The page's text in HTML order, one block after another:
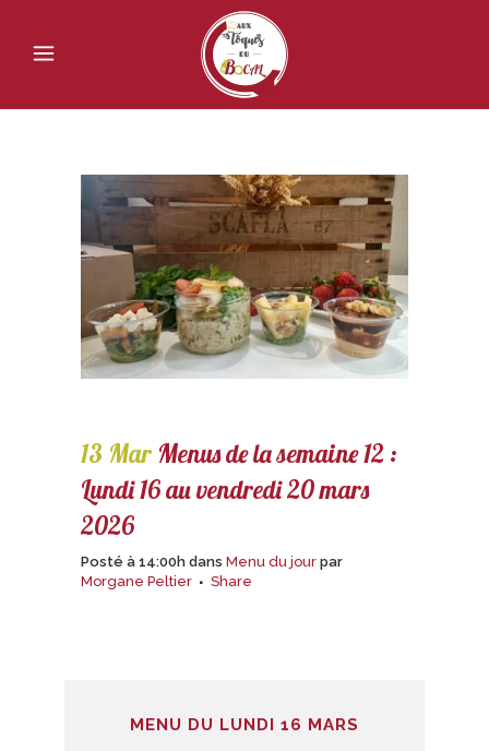
13 Mar Menus de la semaine 12 :
Lundi 16 au vendredi 20 mars
2026
Posté à 14:00h dans Menu du jour par
Morgane Peltier
Share
MENU DU LUNDI 16 MARS